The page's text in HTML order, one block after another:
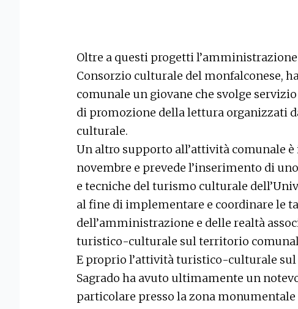
Oltre a questi progetti
Consorzio culturale del monfalconese,
comunale un giovane che svolge
di promozione della lettura organizzati
culturale.
Un altro supporto all’attività comunale
novembre e prevede l’inserimento di
e tecniche del turismo culturale
al fine di implementare e coordinare le
dell’amministrazione e delle realtà
turistico-culturale sul territorio
E proprio l’attività turistico-culturale
Sagrado ha avuto ultimamente un
particolare presso la zona